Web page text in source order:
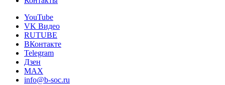
YouTube
VK Видео
RUTUBE
ВКонтакте
Telegram
Дзен
MAX
info@b-soc.ru